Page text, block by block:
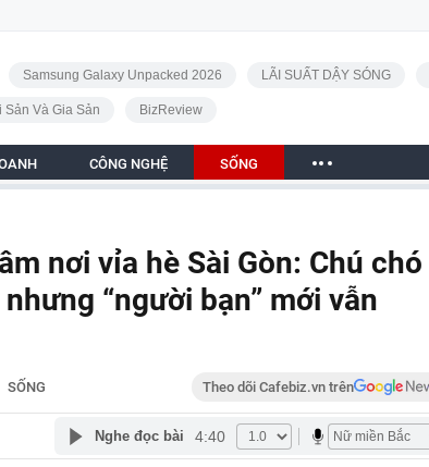
Samsung Galaxy Unpacked 2026 LÃI SUẤT DẬY SÓNG
Sản Và Gia Sản BizReview
CÔNG NGHỆ SỐNG
nơi vỉa hè Sài Gòn: Chú chó
“người bạn” mới vẫn
SỐNG Theo dõi Cafebiz.vn trên
Nghe đọc bài 4:40